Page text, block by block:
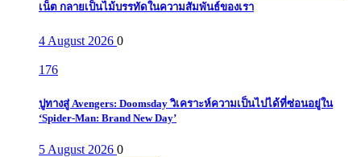
เน็ต กลายเป็นไม้บรรทัดในความสัมพันธ์ของเรา
4 August 2026 0
176
ปูทางสู่ Avengers: Doomsday วิเคราะห์ความเป็นไปได้ที่ซ่อนอยู่ใน
‘Spider-Man: Brand New Day’
5 August 2026 0